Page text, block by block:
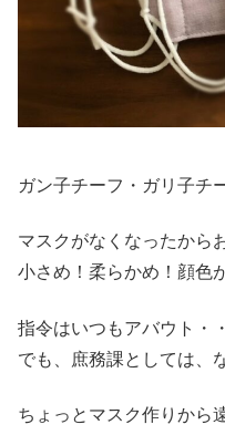
ガン子チーフ・ガリ子チ
マスクがなくなったから
小さめ！柔らかめ！顔色
指令はいつもアバウト・
でも、庶務課としては、
ちょっとマスク作りから